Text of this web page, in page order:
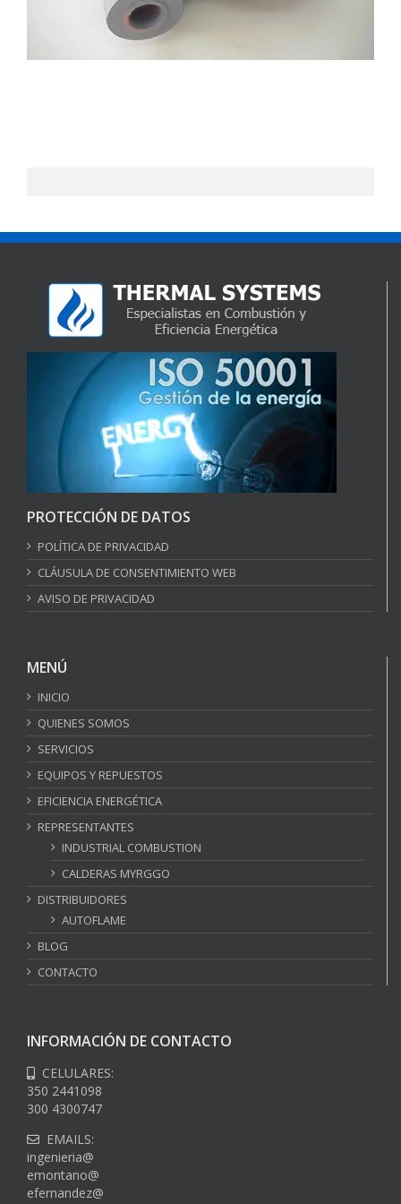
PROTECCIÓN DE DATOS
POLÍTICA DE PRIVACIDAD
CLÁUSULA DE CONSENTIMIENTO WEB
AVISO DE PRIVACIDAD
MENÚ
INICIO
QUIENES SOMOS
SERVICIOS
EQUIPOS Y REPUESTOS
EFICIENCIA ENERGÉTICA
REPRESENTANTES
INDUSTRIAL COMBUSTION
CALDERAS MYRGGO
DISTRIBUIDORES
AUTOFLAME
BLOG
CONTACTO
INFORMACIÓN DE CONTACTO
CELULARES:
350 2441098
300 4300747
EMAILS:
ingenieria@
emontano@
efernandez@